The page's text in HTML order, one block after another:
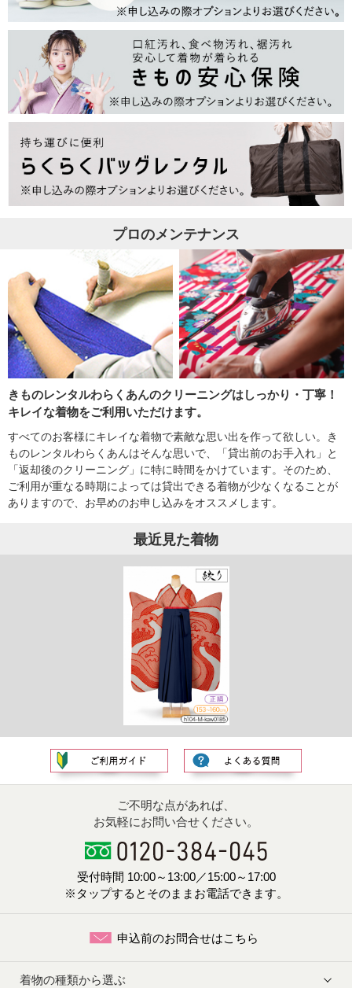
プロのメンテナンス
きものレンタルわらくあんのクリーニングはしっかり・丁寧！
キレイな着物をご利用いただけます。
すべてのお客様にキレイな着物で素敵な思い出を作って欲しい。き
ものレンタルわらくあんはそんな思いで、「貸出前のお手入れ」と
「返却後のクリーニング」に特に時間をかけています。そのため、
ご利用が重なる時期によっては貸出できる着物が少なくなることが
ありますので、お早めのお申し込みをオススメします。
最近見た着物
ご不明な点があれば、
お気軽にお問い合せください。
受付時間 10:00～13:00／15:00～17:00
※タップするとそのままお電話できます。
申込前のお問合せはこちら
着物の種類から選ぶ